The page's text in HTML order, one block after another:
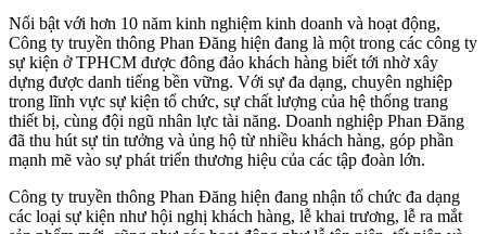
Nổi bật với hơn 10 năm kinh nghiệm kinh doanh và hoạt động,
Công ty truyền thông Phan Đăng hiện đang là một trong các công ty
sự kiện ở TPHCM được đông đảo khách hàng biết tới nhờ xây
dựng được danh tiếng bền vững. Với sự đa dạng, chuyên nghiệp
trong lĩnh vực sự kiện tổ chức, sự chất lượng của hệ thống trang
thiết bị, cùng đội ngũ nhân lực tài năng. Doanh nghiệp Phan Đăng
đã thu hút sự tin tưởng và ủng hộ từ nhiều khách hàng, góp phần
mạnh mẽ vào sự phát triển thương hiệu của các tập đoàn lớn.
Công ty truyền thông Phan Đăng hiện đang nhận tổ chức đa dạng
các loại sự kiện như hội nghị khách hàng, lễ khai trương, lễ ra mắt